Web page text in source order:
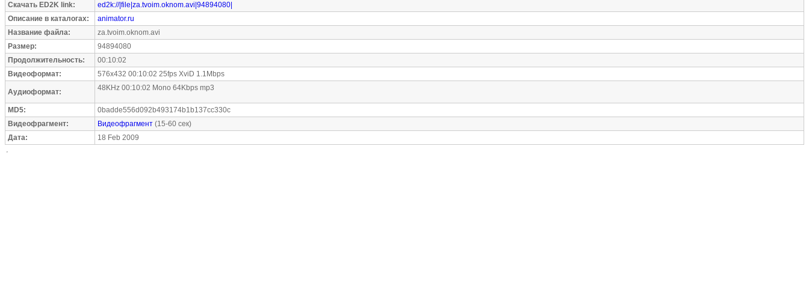
Скачать ED2K link:
ed2k://|file|za.tvoim.oknom.avi|94894080|
Описание в каталогах:
animator.ru
Название файла:
za.tvoim.oknom.avi
Размер:
94894080
Продолжительность:
00:10:02
Видеоформат:
576x432 00:10:02 25fps XviD 1.1Mbps
Аудиоформат: 48KHz 00:10:02 Mono 64Kbps mp3
MD5:
0badde556d092b493174b1b137cc330c
Видеофрагмент:
Видеофрагмент (15-60 сек)
Дата:
18 Feb 2009